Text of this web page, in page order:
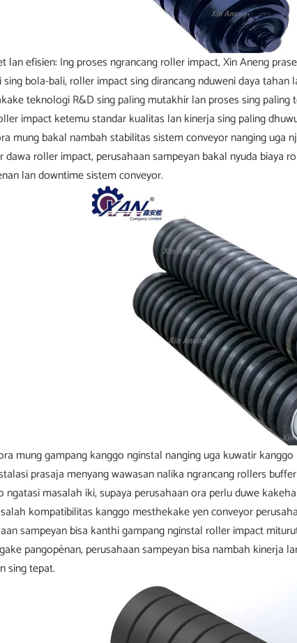
lan efisien: Ing proses ngrancang roller impact, Xin Aneng
bola-bali, roller impact sing dirancang nduweni daya
teknologi R&D sing paling mutakhir lan proses sing
impact ketemu standar kualitas lan kinerja sing paling
mung bakal nambah stabilitas sistem conveyor nanging uga
roller impact, perusahaan sampeyan bakal nyuda biaya
lan downtime sistem conveyor.
mung gampang kanggo nginstal nanging uga kuwatir
prasaja menyang wawasan nalika ngrancang rollers
ngatasi masalah iki, supaya perusahaan ora perlu duwe
kompatibilitas kanggo mesthekake yen conveyor
sampeyan bisa kanthi gampang nginstal roller impact
pangopènan, perusahaan sampeyan bisa nambah kinerja
sing tepat.